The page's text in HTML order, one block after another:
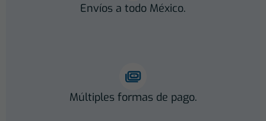
Envíos a todo México.
Múltiples formas de pago.